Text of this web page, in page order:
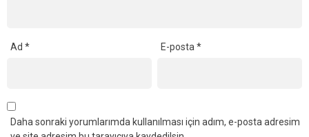
Ad * E-posta*
Daha sonraki yorumlarımda kullanılması için adım, e-posta adresim